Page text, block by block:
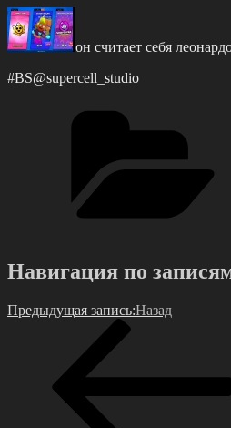
он cчитaет cебя
#BS@suрercell_studio
Навигация по
Предыдущая запись:Назад